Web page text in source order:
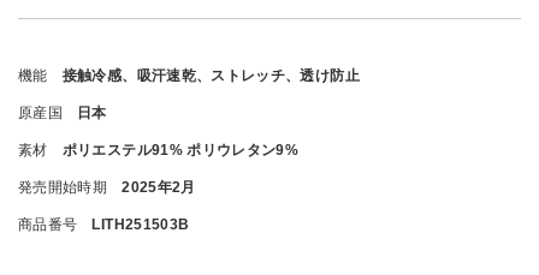
機能 接触冷感、吸汗速乾、ストレッチ、透け防止
原産国 日本
素材 ポリエステル91% ポリウレタン9%
発売開始時期 2025年2月
商品番号 LITH251503B